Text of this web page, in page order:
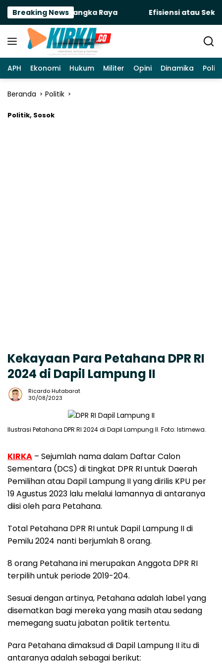
Langsung
konten
Breaking NewsPalangka Raya Efisiensi atau Sekadar
APH Ekonomi Hukum Militer Opini Dinamika
Beranda Politik
Politik, Sosok
Kekayaan Para Petahana DPR RI
2024 di Dapil Lampung II
Ricardo Hutabarat
30/08/2023
Ilustrasi Petahana DPR RI 2024 di Dapil Lampung II. Foto: Istimewa.
KIRKA – Sejumlah nama dalam Daftar Calon
Sementara (DCS) di tingkat DPR RI untuk Daerah
Pemilihan atau Dapil Lampung II yang dirilis KPU per
19 Agustus 2023 lalu melalui lamannya di antaranya
diisi oleh para Petahana.
Total Petahana DPR RI untuk Dapil Lampung II di
Pemilu 2024 nanti berjumlah 8 orang.
8 orang Petahana ini merupakan Anggota DPR RI
terpilih untuk periode 2019-204.
Sesuai dengan artinya, Petahana adalah label yang
disematkan bagi mereka yang masih atau sedang
memegang suatu jabatan politik tertentu.
Para Petahana dimaksud di Dapil Lampung II itu di
antaranya adalah sebagai berikut: